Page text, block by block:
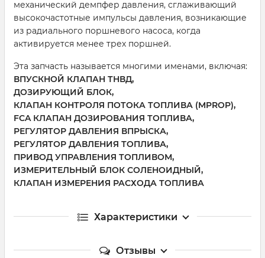
механический демпфер давления, сглаживающий
высокочастотные импульсы давления, возникающие
из радиального поршневого насоса, когда
активируется менее трех поршней.
Эта запчасть называется многими именами, включая:
ВПУСКНОЙ КЛАПАН ТНВД,
ДОЗИРУЮЩИЙ БЛОК,
КЛАПАН КОНТРОЛЯ ПОТОКА ТОПЛИВА (MPROP),
FCA КЛАПАН ДОЗИРОВАНИЯ ТОПЛИВА,
РЕГУЛЯТОР ДАВЛЕНИЯ ВПРЫСКА,
РЕГУЛЯТОР ДАВЛЕНИЯ ТОПЛИВА,
ПРИВОД УПРАВЛЕНИЯ ТОПЛИВОМ,
ИЗМЕРИТЕЛЬНЫЙ БЛОК СОЛЕНОИДНЫЙ,
КЛАПАН ИЗМЕРЕНИЯ РАСХОДА ТОПЛИВА
Характеристики
Отзывы